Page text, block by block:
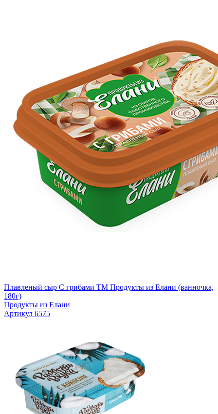
Плавленый сыр С грибами TM Продукты из Елани (ванночка,
180г)
Продукты из Елани
Артикул 6575